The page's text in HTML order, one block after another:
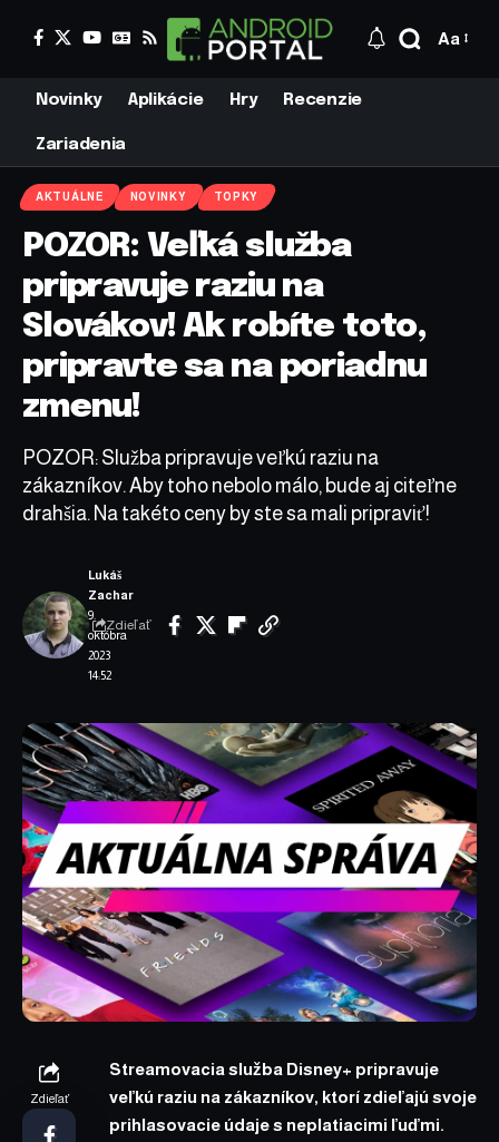
Aa
Novinky Aplikácie Hry Recenzie
Zariadenia
AKTUÁLNE NOVINKY TOPKY
POZOR: Veľká služba
pripravuje raziu na
Slovákov! Ak robíte toto,
pripravte sa na poriadnu
zmenu!
POZOR: Služba pripravuje veľkú raziu na
zákazníkov. Aby toho nebolo málo, bude aj citeľne
drahšia. Na takéto ceny by ste sa mali pripraviť!
9.
októbra
2023
14:52
Lukáš
Zachar
Zdieľať
Zdieľať
Streamovacia služba Disney+ pripravuje
veľkú raziu na zákazníkov, ktorí zdieľajú svoje
prihlasovacie údaje s neplatiacimi ľuďmi.